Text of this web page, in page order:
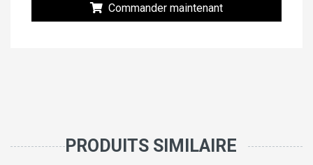
Commander maintenant
PRODUITS SIMILAIRE